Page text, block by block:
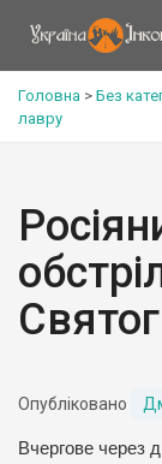
Головна > Без
лавру
Опубліковано
Вчергове через